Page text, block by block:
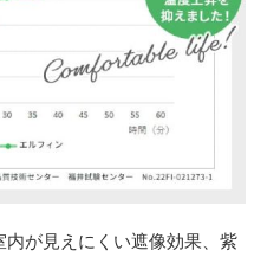
が見えにくい遮像効果、紫